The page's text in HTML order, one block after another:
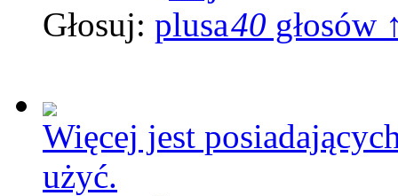
Głosuj: 40 głosów
Więcej jest
użyć.